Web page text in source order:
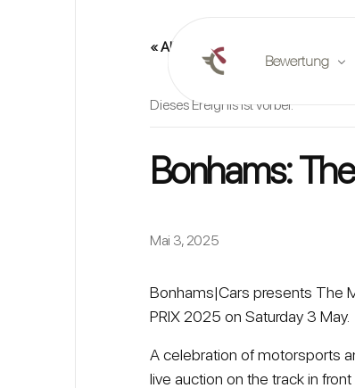
Bewertung
Online-
Planen Sie
« Alle Veranstaltungen
Dieses Ereignis ist vorbei.
Bonhams:
Mai 3, 2025
Bonhams|Cars presents The
PRIX 2025 on Saturday 3 May.
A celebration of motorsports
live auction on the track in